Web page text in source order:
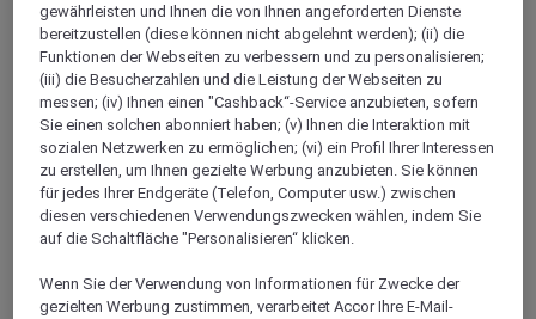
ALL Accor+ Voyager
15% rabatt das ganze Jahrüber auf Ihre Aufenthalte
bei über 30 Marken
Mehr
gewährleisten und Ihnen die von Ihnen angeforderten Dienste
bereitzustellen (diese können nicht abgelehnt werden); (ii) die
Funktionen der Webseiten zu verbessern und zu personalisieren;
(iii) die Besucherzahlen und die Leistung der Webseiten zu
messen; (iv) Ihnen einen "Cashback“-Service anzubieten, sofern
Sie einen solchen abonniert haben; (v) Ihnen die Interaktion mit
sozialen Netzwerken zu ermöglichen; (vi) ein Profil Ihrer Interessen
zu erstellen, um Ihnen gezielte Werbung anzubieten. Sie können
für jedes Ihrer Endgeräte (Telefon, Computer usw.) zwischen
diesen verschiedenen Verwendungszwecken wählen, indem Sie
auf die Schaltfläche "Personalisieren“ klicken.
Wenn Sie der Verwendung von Informationen für Zwecke der
gezielten Werbung zustimmen, verarbeitet Accor Ihre E-Mail-